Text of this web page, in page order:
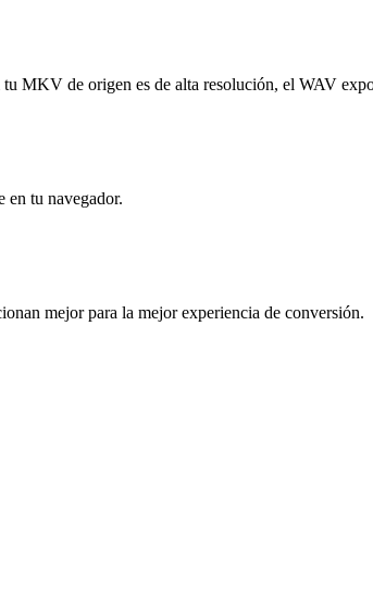
MKV de origen es de alta resolución, el WAV
en tu navegador.
mejor para la mejor experiencia de conversión.